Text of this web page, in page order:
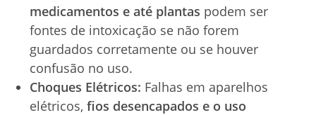
medicamentos e até plantas podem ser
fontes de intoxicação se não forem
guardados corretamente ou se houver
confusão no uso.
Choques Elétricos: Falhas em aparelhos
elétricos,fios desencapados e o uso